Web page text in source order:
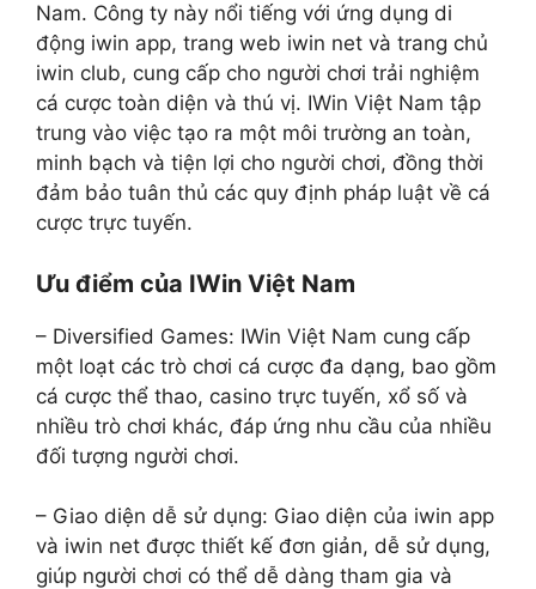
Nam. Công ty này nổi tiếng với ứng dụng di
động iwin app, trang web iwin net và trang chủ
iwin club, cung cấp cho người chơi trải nghiệm
cá cược toàn diện và thú vị. IWin Việt Nam tập
trung vào việc tạo ra một môi trường an toàn,
minh bạch và tiện lợi cho người chơi, đồng thời
đảm bảo tuân thủ các quy định pháp luật về cá
cược trực tuyến.
Ưu điểm của IWin Việt Nam
– Diversified Games: IWin Việt Nam cung cấp
một loạt các trò chơi cá cược đa dạng, bao gồm
cá cược thể thao, casino trực tuyến, xổ số và
nhiều trò chơi khác, đáp ứng nhu cầu của nhiều
đối tượng người chơi.
– Giao diện dễ sử dụng: Giao diện của iwin app
và iwin net được thiết kế đơn giản, dễ sử dụng,
giúp người chơi có thể dễ dàng tham gia và